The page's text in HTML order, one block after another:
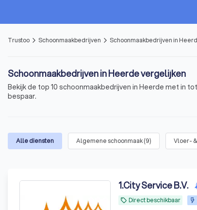
Trustoo arrow_forward_ios Schoonmaakbedrijven arrow_forward_ios Schoonmaakbedrijven in
Schoonmaakbedrijven in Heerde vergelijken
Bekijk de top 10 schoonmaakbedrijven in Heerde met in
bespaar.
Alle diensten Algemene schoonmaak(9) Vloer-
1.City Service B.V.
local_offer Direct beschikbaar